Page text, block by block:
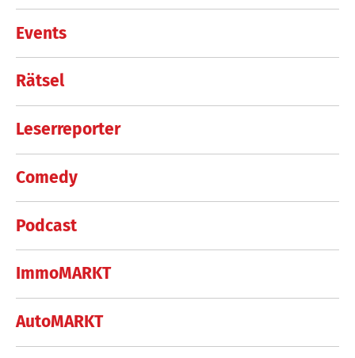
Events
Rätsel
Leserreporter
Comedy
Podcast
ImmoMARKT
AutoMARKT